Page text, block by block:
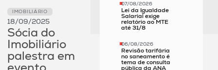
IMOBILIÁRIO
18/09/2025
Sócia do
Imobiliário
palestra em
07/08/2026
Lei da Igualdade
Salarial exige
relatório ao MTE
até 31/8
06/08/2026
Revisão tarifária
no saneamento é
tema de consulta
pública da ANA